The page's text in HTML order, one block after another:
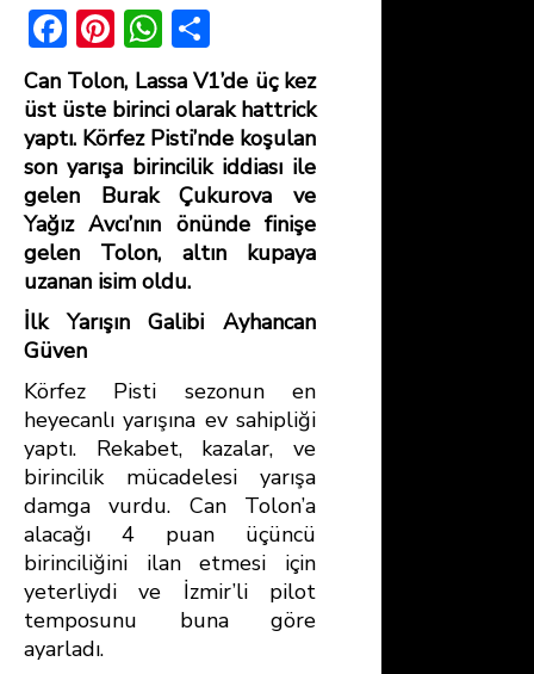
F
ac
e
b
o
ok
Pi
nt
er
e
st
W
h
at
s
A
p
p
h
ar
e
Can Tolon, Lassa V1’de üç kez
üst üste birinci olarak hattrick
yaptı. Körfez Pisti’nde koşulan
son yarışa birincilik iddiası ile
gelen Burak Çukurova ve
Yağız Avcı’nın önünde finişe
gelen Tolon, altın kupaya
uzanan isim oldu.
İlk Yarışın Galibi Ayhancan
Güven
Körfez Pisti sezonun en
heyecanlı yarışına ev sahipliği
yaptı. Rekabet, kazalar, ve
birincilik mücadelesi yarışa
damga vurdu. Can Tolon’a
alacağı 4 puan üçüncü
birinciliğini ilan etmesi için
yeterliydi ve İzmir’li pilot
temposunu buna göre
ayarladı.